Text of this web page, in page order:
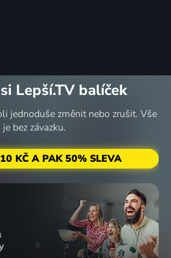
Lepší.TV balíček
jednoduše změnit nebo zrušit. Vše
je bez závazku.
KČ A PAK 50% SLEVA